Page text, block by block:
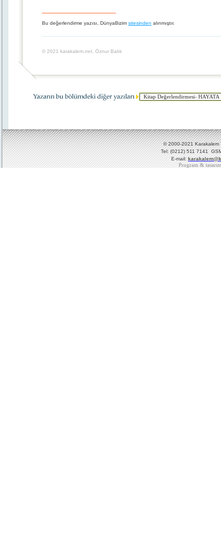
Bu değerlendirme yazısı, DünyaBizim sitesinden alınmıştır.
© 2021 karakalem.net, Öznur Balık
© 2000-2021 Karakalem
Tel: (0212) 511 7141
E-mail:
Program &